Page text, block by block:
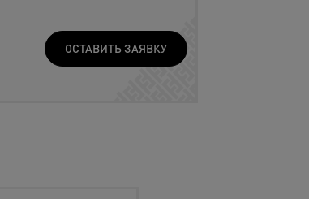
ОСТАВИТЬ ЗАЯВКУ